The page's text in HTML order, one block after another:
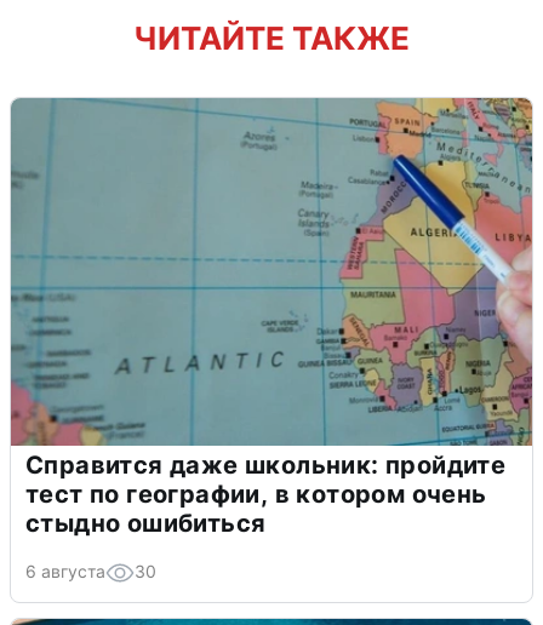
ЧИТАЙТЕ ТАКЖЕ
Справится даже школьник: пройдите
тест по географии, в котором очень
стыдно ошибиться
6 августа 30